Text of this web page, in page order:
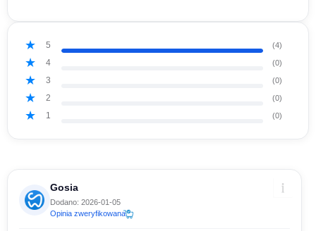
5 (4)
4 (0)
3 (0)
2 (0)
1 (0)
Gosia
Dodano: 2026-01-05
Opinia zweryfikowana